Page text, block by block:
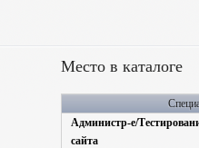
Место в каталоге
Администр-е/
сайта